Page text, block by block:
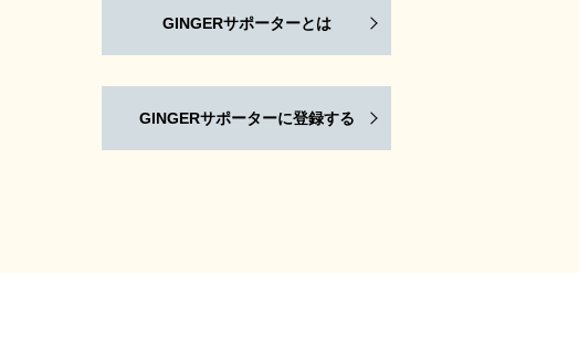
GINGERサポーターとは
GINGERサポーターに登録する